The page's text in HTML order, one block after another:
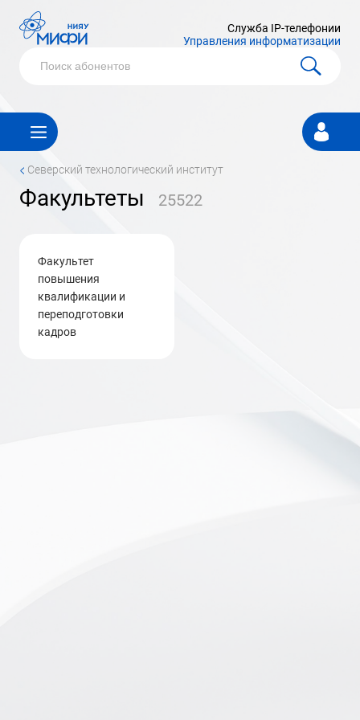
Служба IP-телефонии
Управления информатизации
Личный
кабинет
< Северский технологический институт
Факультеты 25522
Факультет
повышения
квалификации и
переподготовки
кадров